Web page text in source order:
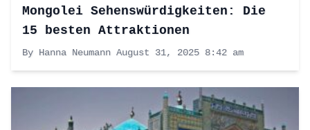
Mongolei Sehenswürdigkeiten: Die
15 besten Attraktionen
By Hanna Neumann August 31, 2025 8:42 am